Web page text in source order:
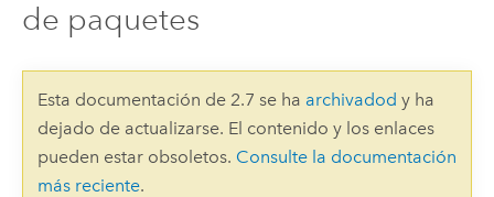
de paquetes
Esta documentación de 2.7 se ha archivadod y ha
dejado de actualizarse. El contenido y los enlaces
pueden estar obsoletos. Consulte la documentación
más reciente.